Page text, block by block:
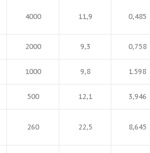
4000 11,9 0,485
2000 9,3 0,758
1000 9,8 1.598
500 12,1 3,946
260 22,5 8,645